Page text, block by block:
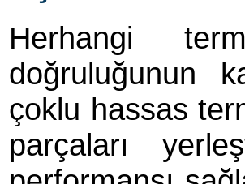
Herhangi
doğruluğunun
çoklu hassas
parçaları